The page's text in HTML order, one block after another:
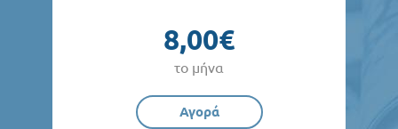
8,00€
το μήνα
Αγορά